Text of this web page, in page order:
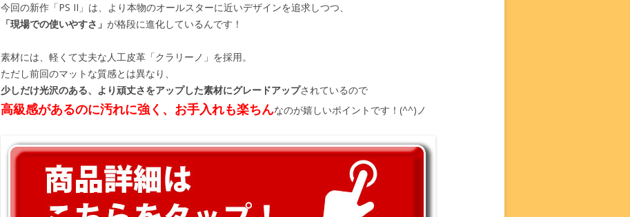
今回の新作「PS II」は、より本物のオールスターに近いデザインを追求しつつ、
「現場での使いやすさ」 が格段に進化しているんです！
素材には、軽くて丈夫な人工皮革「クラリーノ」を採用。
ただし前回のマットな質感とは異なり、
少しだけ光沢のある、より頑丈さをアップした素材にグレードアップされているので
高級感があるのに汚れに強く、お手入れも楽ちんなのが嬉しいポイントです！(^^)ノ